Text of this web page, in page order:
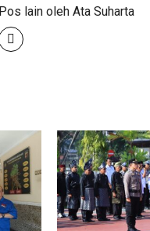
Pos lain oleh Ata Suharta